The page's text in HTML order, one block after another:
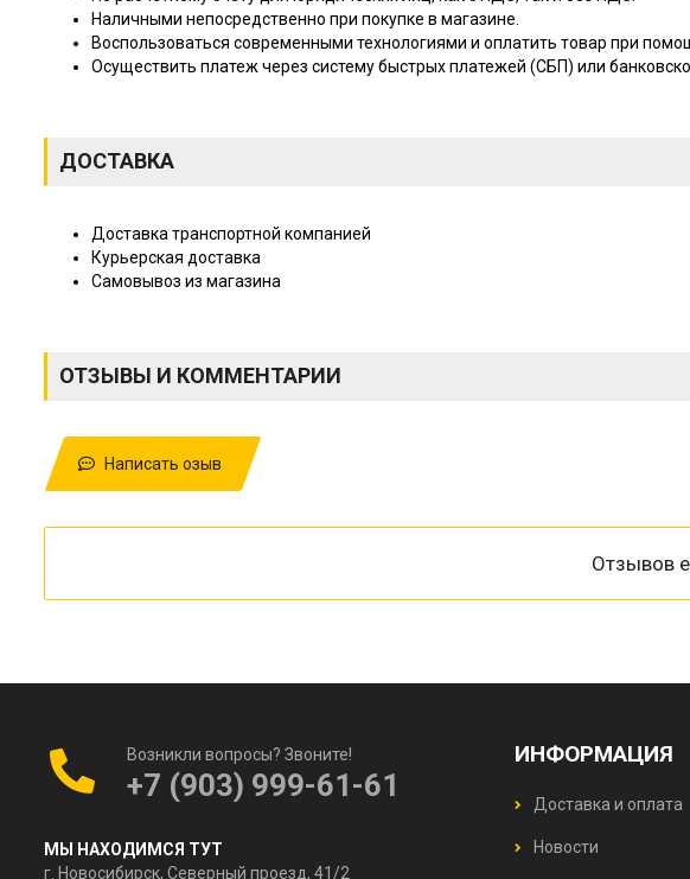
Наличными непосредственно при покупке в магазине.
Воспользоваться современными технологиями и оплатить товар при
Осуществить платеж через систему быстрых платежей (СБП) или
ДОСТАВКА
Доставка транспортной компанией
Курьерская доставка
Самовывоз из магазина
ОТЗЫВЫ И КОММЕНТАРИИ
Написать озыв
Отзывов
Возникли вопросы? Звоните!
+7 (903) 999-61-61
МЫ НАХОДИМСЯ ТУТ
г. Новосибирск, Северный проезд, 41/2
ИНФОРМАЦИЯ
Доставка и оплата
Новости